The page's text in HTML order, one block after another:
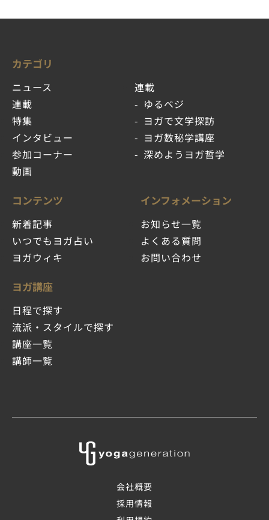
カテゴリ
ニュース
連載
特集
インタビュー
参加コーナー
動画
連載
ゆるベジ
ヨガで文学探訪
ヨガ数秘学講座
深めようヨガ哲学
コンテンツ
新着記事
いつでもヨガ占い
ヨガウィキ
ヨガ講座
日程で探す
流派・スタイルで探す
講座一覧
講師一覧
インフォメーション
お知らせ一覧
よくある質問
お問い合わせ
会社概要
採用情報